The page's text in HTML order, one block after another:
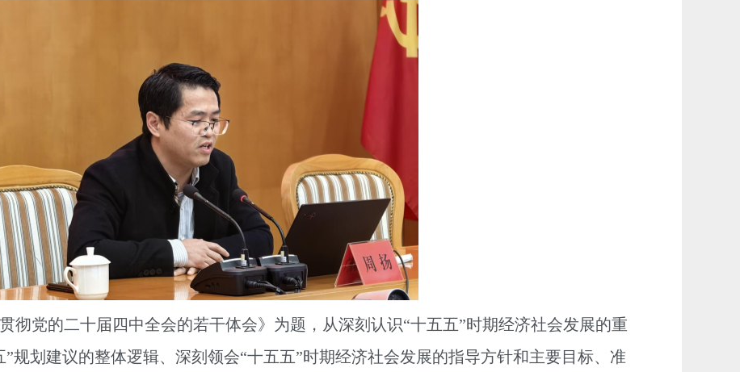
党的二十届四中全会的若干体会》为题，从深刻认识“十五五”时期经济社会发展的重
规划建议的整体逻辑、深刻领会“十五五”时期经济社会发展的指导方针和主要目标、准